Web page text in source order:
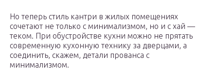
Но теперь стиль кантри в жилых помещениях
сочетают не только с минимализмом, но и с хай —
теком. При обустройстве кухни можно не прятать
современную кухонную технику за дверцами, а
соединить, скажем, детали прованса с
минимализмом.